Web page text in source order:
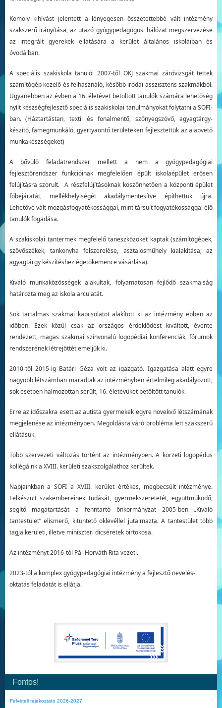
Komoly kihívást jelentett a lényegesen összetettebbé vált intézmény
szakszerű irányítása, az utazó gyógypedagógusi hálózat megszervezése
az integrált gyerekek ellátására a kerület általános iskoláiban és
óvodáiban.
A speciális szakiskola tanulói 2007-től OKJ szakmai záróvizsgát tettek
számítógép kezelő és felhasználó, később irodai asszisztens szakmákból.
Ugyanebben az évben a 16. életévet betöltött tanulók számára lehetőség
nyílt készségfejlesztő speciális szakiskolai tanulmányokat folytatni a SOFI-
ban. (Háztartástan, textil és fonalmentő, szőnyegszövő, agyagtárgy-
készítő, famegmunkáló, gyertyaöntő területeken fejlesztettük az alapvető
munkakészségeket)
A bővülő feladatrendszer mellett a nem a gyógypedagógiai
fejlesztőrendszer funkcióinak megfelelően épült iskolaépület erősen
felújításra szorult. A részfelújításoknak köszönhetően a központi épület
főbejáratát, mellékhelyiségét akadálymentesítve építhettük újra.
Lehetővé vált mozgásfogyatékossággal, mint társult fogyatékossággal élő
tanulók fogadása.
A szakiskolai tantermek megfelelő taneszközöket kaptak (számítógépek,
szövőszékek, tankonyha felszerelése, asztalosműhely kialakítása; az
agyagtárgy készítéshez égetőkemence vásárlása).
Kiváló munkaközösségek alakultak, folyamatosan fejlődő szakmaiság
határozta meg az iskola arculatát.
Sok tartalmas szakmai kapcsolatot alakított ki az intézmény ebben az
időben. Ezek közül csak az országos érdeklődést kiváltott, évente
rendezett, magas szakmai színvonalú logopédiai konferenciák, fórumok
rendszerének létrejöttét emeljük ki.
2010-től 2015-ig Batári Géza volt az igazgató. Igazgatása alatt egyre
nagyobb létszámban maradtak az intézményben értelmileg akadályozott,
sok esetben halmozottan sérült, 16. életévüket betöltött tanulók.
Erre az időszakra esett az autista gyermekek egyre növekvő létszámának
megjelenése az intézményben. Megoldásra váró probléma lett szakszerű
ellátásuk.
Több szervezeti változás történt az intézményben. A körzeti logopédus
kollégáink a XVIII. kerületi szakszolgálathoz kerültek.
Napjainkban a SOFI a XVIII. kerület értékes, megbecsült intézménye.
Felkészült szakembereinek tudását, gyermekszeretetét, együttműködő,
segítő magatartását a fenntartó önkormányzat 2005-ben „Kiváló
tantestület” elismerő, kitüntető oklevéllel jutalmazta. A tantestület több
tagja kerületi, illetve miniszteri dicséretek birtokosa.
Az intézményt 2016-tól Pál-Horváth Rita vezeti.
2023-tól a komplex gyógypedagógiai intézmény a fejlesztő nevelés-
oktatás feladatát is ellátja.
Fontos!
Felvételi tájékoztató 2026-2027